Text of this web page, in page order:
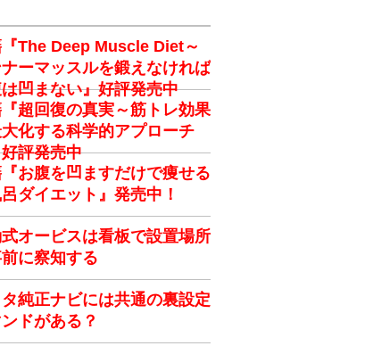
The Deep Muscle Diet～
ーマッスルを鍛えなければ
凹まない』好評発売中
超回復の真実～筋トレ効果
化する科学的アプローチ
評発売中
お腹を凹ますだけで痩せる
ダイエット』発売中！
オービスは看板で設置場所
に察知する
タ純正ナビには共通の裏設定
ドがある？